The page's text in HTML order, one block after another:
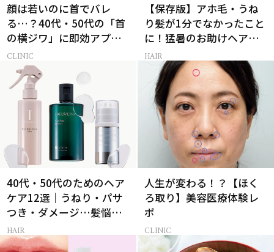
顔は若いのに首でバレ
る…？40代・50代の「首
の横ジワ」に即効アプロ
ーチする最新美容医療と
は
CLINIC
【保存版】アホ毛・うね
り髪が1分でなかったこと
に！猛暑のお助けヘアア
イテム16選
HAIR
40代・50代のためのヘア
ケア12選｜うねり・パサ
つき・ダメージ…髪悩み
から選ぶベスコス受賞コ
スメ
HAIR
人生が変わる！？【ほく
ろ取り】美容医療体験レ
ポ
CLINIC